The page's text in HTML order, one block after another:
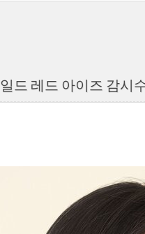
일드 레드 아이즈 감시